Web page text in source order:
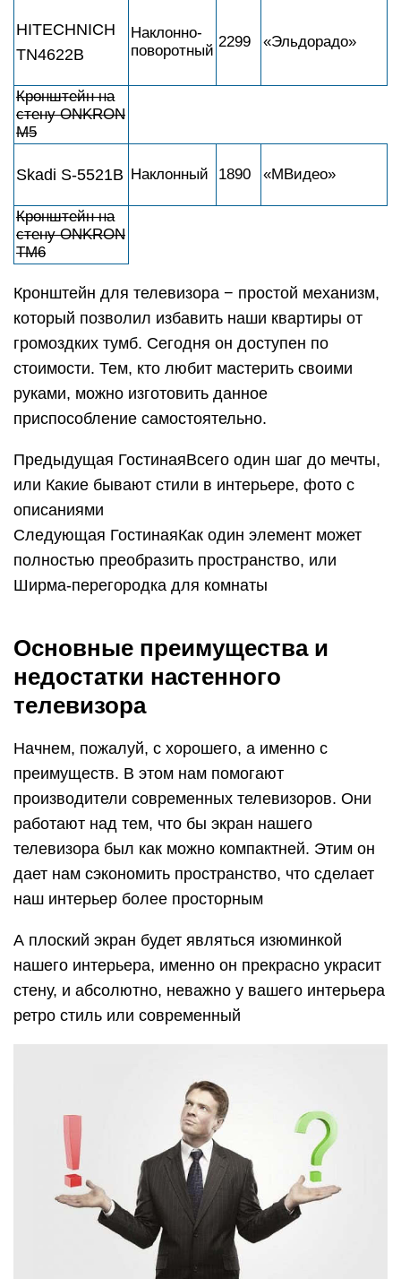
HITECHNICH
TN4622B
Наклонно-
поворотный
2299 «Эльдорадо»
Кронштейн на
стену ONKRON
M5
Skadi S-5521B Наклонный 1890 «МВидео»
Кронштейн на
стену ONKRON
TM6
Кронштейн для телевизора − простой механизм,
который позволил избавить наши квартиры от
громоздких тумб. Сегодня он доступен по
стоимости. Тем, кто любит мастерить своими
руками, можно изготовить данное
приспособление самостоятельно.
Предыдущая ГостинаяВсего один шаг до мечты,
или Какие бывают стили в интерьере, фото с
описаниями
Следующая ГостинаяКак один элемент может
полностью преобразить пространство, или
Ширма-перегородка для комнаты
Основные преимущества и
недостатки настенного
телевизора
Начнем, пожалуй, с хорошего, а именно с
преимуществ. В этом нам помогают
производители современных телевизоров. Они
работают над тем, что бы экран нашего
телевизора был как можно компактней. Этим он
дает нам сэкономить пространство, что сделает
наш интерьер более просторным
А плоский экран будет являться изюминкой
нашего интерьера, именно он прекрасно украсит
стену, и абсолютно, неважно у вашего интерьера
ретро стиль или современный